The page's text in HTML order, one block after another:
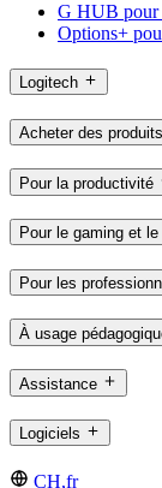
G HUB pour
Options+
Logitech
Acheter des produits
Pour la productivité
Pour le gaming et
Pour les
À usage
Assistance
Logiciels
CH,fr